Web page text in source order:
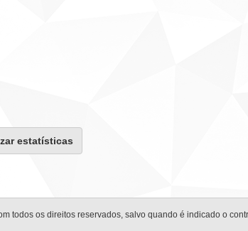
estatísticas
todos os direitos reservados, salvo quando é indicado o